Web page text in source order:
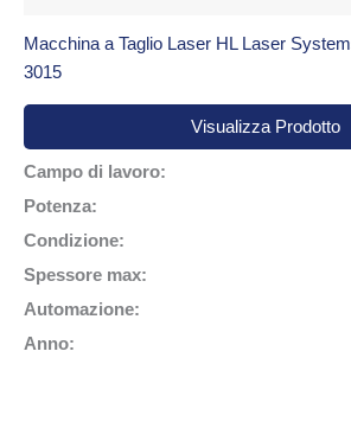
Macchina a Taglio Laser HL Laser
3015
Visualizza Prodotto
Campo di lavoro:
Potenza:
Condizione:
Spessore max:
Automazione:
Anno: